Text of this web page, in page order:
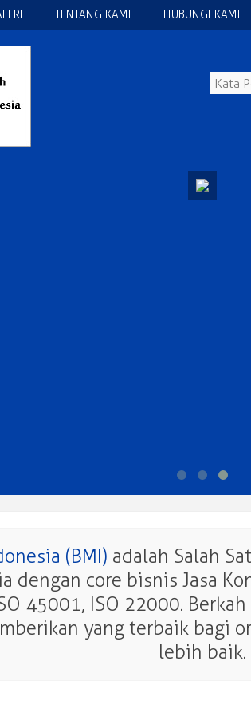
TENTANG KAMI HUBUNGI KAMI
(BMI) adalah Salah
dengan core bisnis Jasa
45001, ISO 22000.
yang terbaik bagi
lebih baik.